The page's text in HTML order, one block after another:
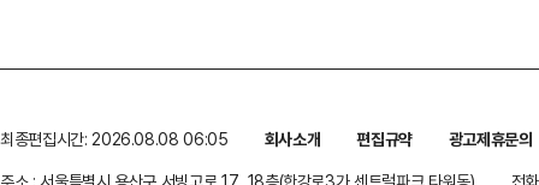
최종편집시간: 2026.08.08 06:05 회사소개 편집규약
광고제휴문의